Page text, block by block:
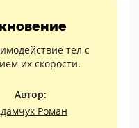
тел с
их скорости.
Автор:
Роман